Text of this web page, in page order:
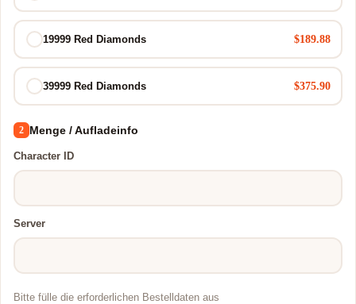
19999 Red Diamonds $189.88
39999 Red Diamonds $375.90
2 Menge / Aufladeinfo
Character ID
Server
Bitte fülle die erforderlichen Bestelldaten aus